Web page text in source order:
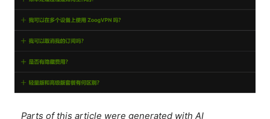
Parts of this article were generated with AI